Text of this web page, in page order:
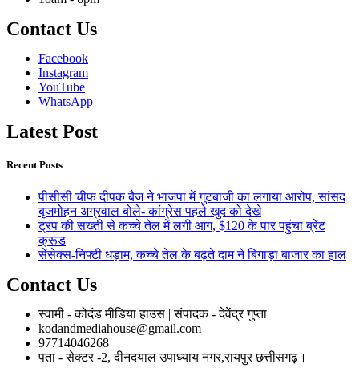
Contact Us
Facebook
Instagram
YouTube
WhatsApp
Latest Post
Recent Posts
पीसीसी चीफ दीपक बैज ने भाजपा में गुटबाजी का लगाया आरोप, सांसद
बृजमोहन अग्रवाल बोले- कांग्रेस पहले खुद को देखे
ट्रंप की सख्ती से कच्चे तेल में लगी आग, $120 के पार पहुंचा ब्रेंट
क्रूड
सेंसेक्स-निफ्टी धड़ाम, कच्चे तेल के बढ़ते दाम ने बिगाड़ा बाजार का हाल
Contact Us
स्वामी - कोदंड मीडिया हाउस | संपादक - देवेंद्र गुप्ता
kodandmediahouse@gmail.com
97714046268
पता - सेक्टर -2, दीनदयाल उपाध्याय नगर,रायपुर छत्तीसगढ़।